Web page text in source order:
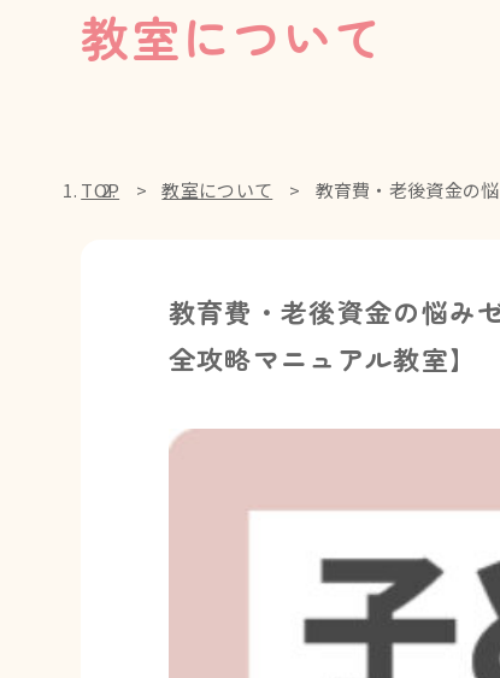
教室について
TOP 教室について 教育費・老後資金の
教育費・老後資金の悩み
全攻略マニュアル教室】